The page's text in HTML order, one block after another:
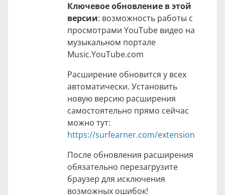
Ключевое обновление в этой
версии: возможность работы с
просмотрами YouTube видео на
музыкальном портале
Music.YouTube.com
Расширение обновится у всех
автоматически. Установить
новую версию расширения
самостоятельно прямо сейчас
можно тут:
https://surfearner.com/extension
После обновления расширения
обязательно перезагрузите
браузер для исключения
возможных ошибок!